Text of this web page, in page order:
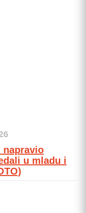
napravio
u mladu i